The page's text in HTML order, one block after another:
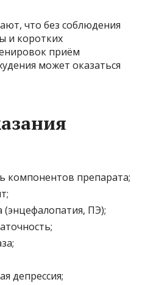
что без соблюдения
и коротких
приём
может оказаться
компонентов препарата;
(энцефалопатия, ПЭ);
депрессия;